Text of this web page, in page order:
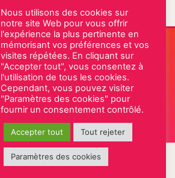
NXT Event
Notre permanence
Rue Abbé Eugène Fleury
22000 SAINT-BRIEUC
02 96 61 18 22
ESPACE MILITANT
Nous utilisons des cookies sur
notre site Web pour vous offrir
l'expérience la plus pertinente en
mémorisant vos préférences et vos
visites répétées. En cliquant sur
"Accepter tout", vous consentez à
l'utilisation de tous les cookies.
Cependant, vous pouvez visiter
"Paramètres des cookies" pour
fournir un consentement contrôlé.
Accepter tout Tout rejeter
Paramètres des cookies